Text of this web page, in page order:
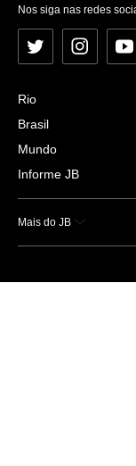
Nos siga nas redes
Twitter Instagram
Rio
Brasil
Mundo
Informe JB
Mais do JB
Esportes